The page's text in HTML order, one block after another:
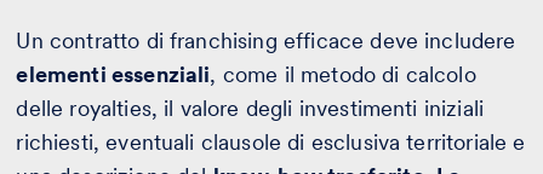
Un contratto di franchising efficace deve includere
elementi essenziali, come il metodo di calcolo
delle royalties, il valore degli investimenti iniziali
richiesti, eventuali clausole di esclusiva territoriale e